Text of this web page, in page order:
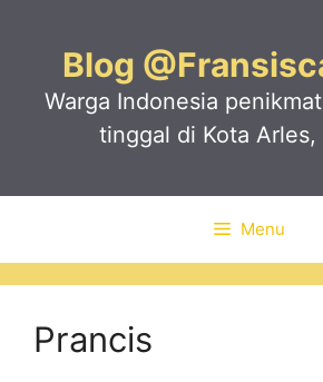
Blog
Warga Indonesia
tinggal di Kota Arles,
Menu
Prancis